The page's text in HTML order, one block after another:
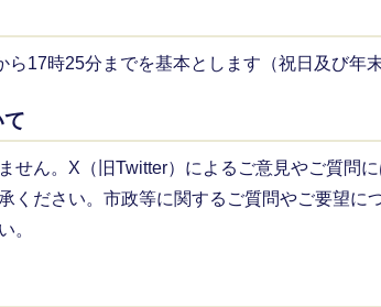
ら17時25分までを基本とします（祝日及び年
せん。X（旧Twitter）によるご意見やご質問
ください。市政等に関するご質問やご要望に
。